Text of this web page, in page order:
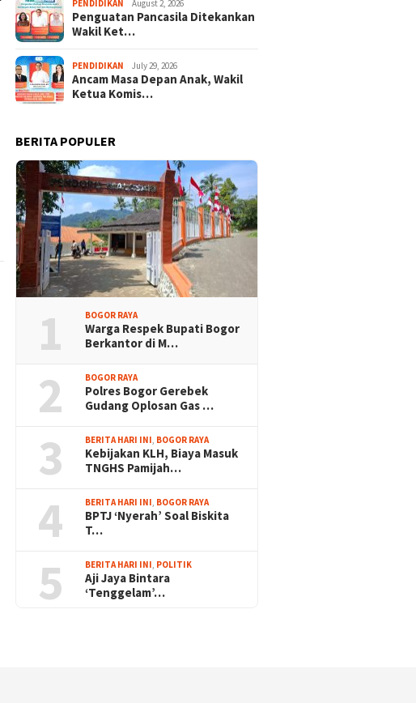
Bendera Merah Putih
Raksasa Terbentang Megah
di Stadion Pakansari
Ketua KONI Apresiasi Atlet
PENDIDIKAN August 2, 2026
Penguatan Pancasila Ditekankan
Wakil Ket…
PENDIDIKAN July 29, 2026
Ancam Masa Depan Anak, Wakil
Ketua Komis…
BERITA POPULER
1 BOGOR RAYA
Warga Respek Bupati Bogor
Berkantor di M…
2 BOGOR RAYA
Polres Bogor Gerebek
Gudang Oplosan Gas …
3 BERITA HARI INI, BOGOR RAYA
Kebijakan KLH, Biaya Masuk
TNGHS Pamijah…
4 BERITA HARI INI, BOGOR RAYA
BPTJ ‘Nyerah’ Soal Biskita
T…
5 BERITA HARI INI, POLITIK
Aji Jaya Bintara
‘Tenggelam’…